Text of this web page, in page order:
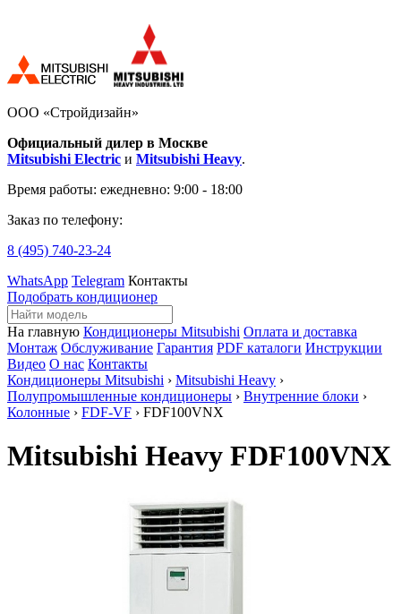
ООО «Стройдизайн»
Официальный дилер в Москве
Mitsubishi Electric и Mitsubishi Heavy.
Время работы: ежедневно: 9:00 - 18:00
Заказ по телефону:
8 (495) 740-23-24
WhatsApp Telegram Контакты
Подобрать кондиционер
На главную Кондиционеры Mitsubishi Оплата и доставка
Монтаж Обслуживание Гарантия PDF каталоги Инструкции
Видео О нас Контакты
Кондиционеры Mitsubishi › Mitsubishi Heavy ›
Полупромышленные кондиционеры › Внутренние блоки ›
Колонные › FDF-VF › FDF100VNX
Mitsubishi Heavy FDF100VNX